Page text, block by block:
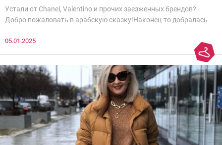
Устали от Chanel, Valentino и прочих заезженных брендов?
Добро пожаловать в арабскую сказку!Наконец-то добралась
все и осталась под глубоким впечатлением. Национальный
колорит Ближнего Востока на современный манер — это
невероятно красиво.Все стереотипы, какие были у меня насчет
арабских дизайнеров, рассеялись как дым. А столько красоты
сегодня сложно увидеть на других известных неделях
мод.Самое интересное сейчас покажу ?
05.01.2025